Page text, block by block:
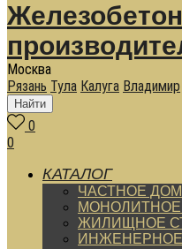
Москва
Рязань Тула Калуга Владимир
Найти
0
0
КАТАЛОГ
ЧАСТНОЕ
ЖИЛИЩНОЕ